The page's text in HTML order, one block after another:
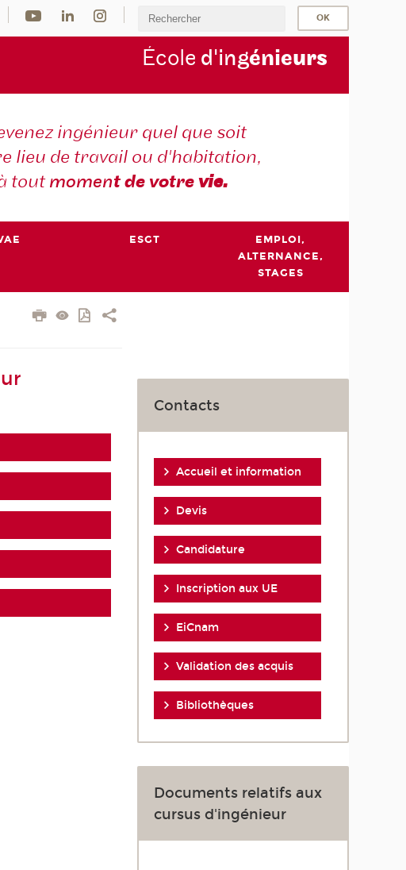
École d'ingénieurs
ingénieur quel que soit
lieu de travail ou d'habitation,
toutmoment de votrevie.
ESGT
EMPLOI,
ALTERNANCE,
STAGES
Contacts
Accueil et information
Devis
Candidature
Inscription aux UE
EiCnam
Validation des acquis
Bibliothèques
Documents relatifs aux
cursus d'ingénieur